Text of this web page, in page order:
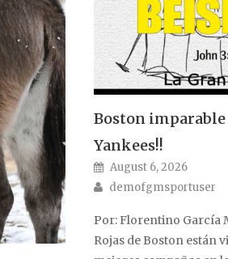
Boston imparable
Yankees!!
Posted on
August 6, 2026
Author
demofgmsportuser
Por: Florentino García
Rojas de Boston están